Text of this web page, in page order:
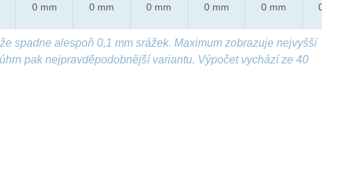
0 mm 0 mm 0 mm 0 mm 0 mm 0 mm
spadne alespoň 0,1 mm srážek. Maximum zobrazuje nejvyšší
pak nejpravděpodobnější variantu. Výpočet vychází ze 40